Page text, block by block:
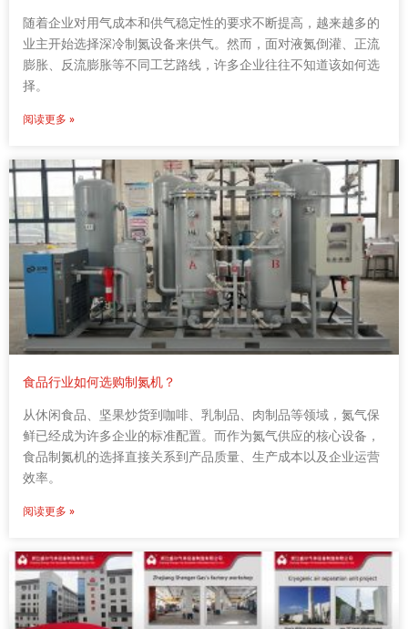
随着企业对用气成本和供气稳定性的要求不断提高，越来越多的
业主开始选择深冷制氮设备来供气。然而，面对液氮倒灌、正流
膨胀、反流膨胀等不同工艺路线，许多企业往往不知道该如何选
择。
阅读更多 »
食品行业如何选购制氮机？
从休闲食品、坚果炒货到咖啡、乳制品、肉制品等领域，氮气保
鲜已经成为许多企业的标准配置。而作为氮气供应的核心设备，
食品制氮机的选择直接关系到产品质量、生产成本以及企业运营
效率。
阅读更多 »